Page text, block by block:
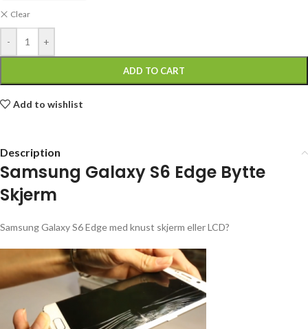
Clear
- +
ADD TO CART
Add to wishlist
Description
Samsung Galaxy S6 Edge Bytte
Skjerm
Samsung Galaxy S6 Edge med knust skjerm eller LCD?